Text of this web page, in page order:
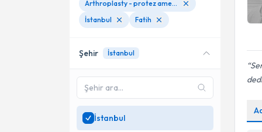
Arthroplasty - protez ameliyatı
İstanbul
Fatih
Şehir İstanbul
İstanbul